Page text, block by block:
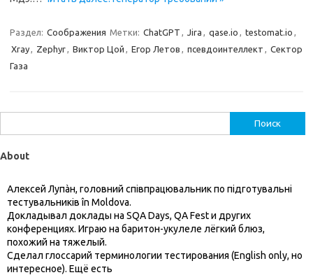
Раздел: Соображения Метки: ChatGPT , Jira , qase.io , testomat.io ,
Xray, Zephyr, Виктор Цой , Егор Летов , псевдоинтеллект , Сектор
Газа
About
Алексей Лупàн, головний спiвпрацювальник по підготувальні
тестувальників în Moldova.
Докладывал доклады на SQA Days, QA Fest и других
конференциях. Играю на баритон-укулеле лёгкий блюз,
похожий на тяжелый.
Сделал глоссарий терминологии тестирования (English only, но
интересное). Ещё есть